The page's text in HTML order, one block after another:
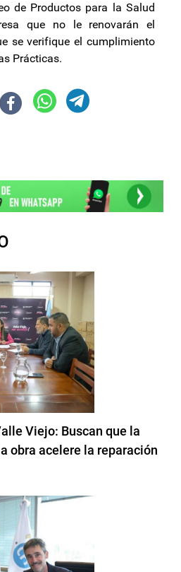
de Productos para la Salud
que no le renovarán el
se verifique el cumplimiento
Prácticas.
Viejo: Buscan que la
obra acelere la reparación